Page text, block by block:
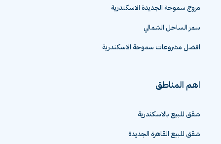
مروج سموحة الجديدة الاسكندرية
سمر الساحل الشمالي
افضل مشروعات سموحة الاسكندرية
اهم المناطق
شقق للبيع بالاسكندرية
شقق للبيع القاهرة الجديدة